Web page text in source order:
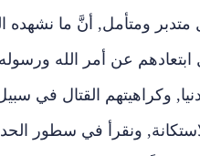
متدبر ومتأمل, أنَّ ما
عن أمر الله
وكراهيتهم القتال في
ونقرأ في سطور